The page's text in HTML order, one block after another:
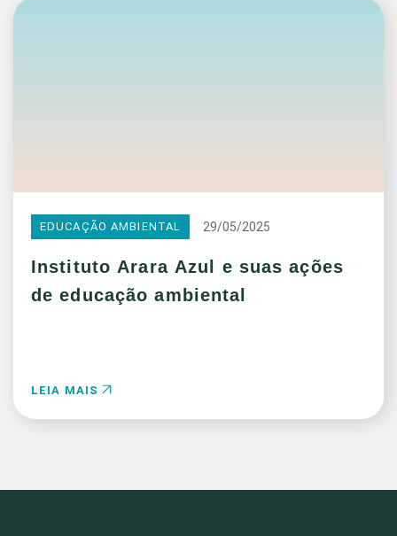
EDUCAÇÃO AMBIENTAL 29/05/2025
Instituto Arara Azul e suas ações
de educação ambiental
LEIA MAIS